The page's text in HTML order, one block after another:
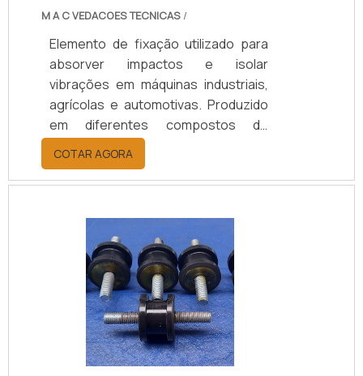
M A C VEDACOES TECNICAS /
Elemento de fixação utilizado para
absorver impactos e isolar
vibrações em máquinas industriais,
agrícolas e automotivas. Produzido
em diferentes compostos de
borracha (Natural/SBR, Neoprene,
EPDM), conforme a necessidade de
carga, temperatura e nível de
equipamentos. Disponível em
modelos personalizados, com
suporte técnico especializado para
a escolha adequada, prazos de
entrega ágeis e condições flexíveis.
COTAR AGORA